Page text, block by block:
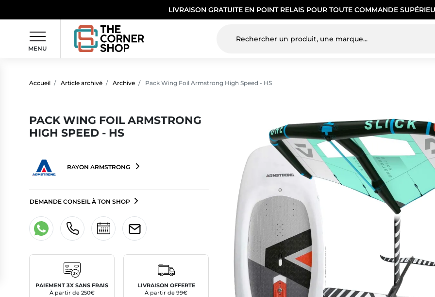
LIVRAISON GRATUITE EN POINT RELAIS POUR TOUTE COMMANDE
MENU
Accueil Article archivé Archive Pack Wing Foil Armstrong High Speed - HS
PACK WING FOIL ARMSTRONG
HIGH SPEED - HS
RAYON ARMSTRONG
DEMANDE CONSEIL À TON SHOP
PAIEMENT 3X SANS FRAIS
À partir de 250€
LIVRAISON OFFERTE
À partir de 99€